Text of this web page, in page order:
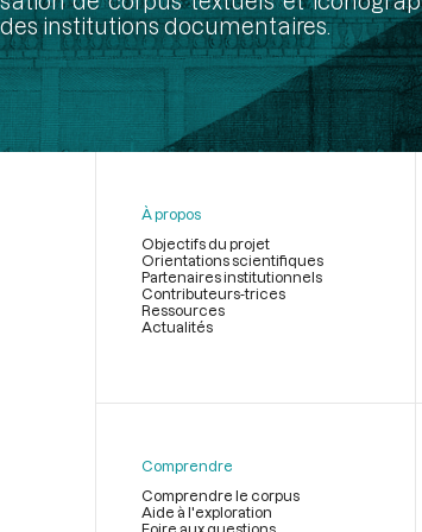
institutions documentaires.
page
À propos
Objectifs du projet
Orientations scientifiques
Partenaires institutionnels
Contributeurs-trices
Ressources
Actualités
Comprendre
Comprendre le corpus
Aide à l'exploration
Foire aux questions